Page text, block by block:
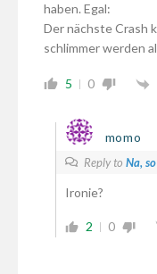
haben. Egal:
Der nächste Crash
schlimmer werden
5 0
momo
Reply to Na,
Ironie?
2 0